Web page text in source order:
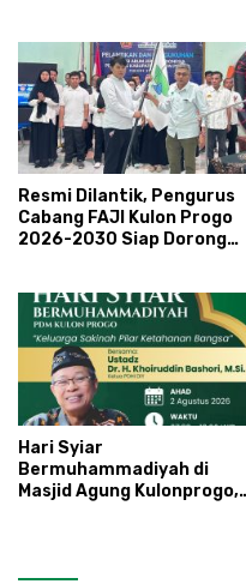
Resmi Dilantik, Pengurus
Cabang FAJI Kulon Progo
2026-2030 Siap Dorong
Hari Syiar
Bermuhammadiyah di
Masjid Agung Kulonprogo,